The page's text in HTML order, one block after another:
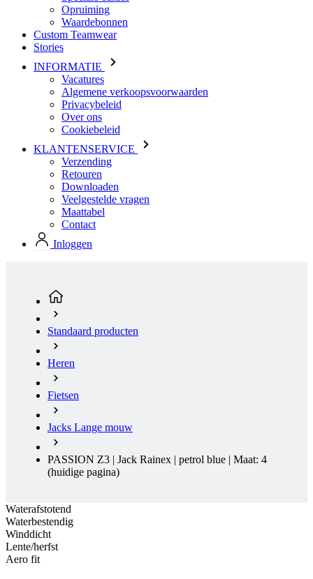
INFORMATIE
Vacatures
Algemene verkoopsvoorwaarden
Privacybeleid
Cookiebeleid
KLANTENSERVICE
Verzending
Retouren
Downloaden
Veelgestelde vragen
Maattabel
Contact
Inloggen
Heren
Fietsen
Jacks Lange mouw
PASSION Z3 | Jack Rainex | petrol blue | Maat: 4
(huidige pagina)
Waterafstotend
Waterbestendig
Winddicht
Waterafstotend
Waterbestendig
Winddicht
Lente/herfst